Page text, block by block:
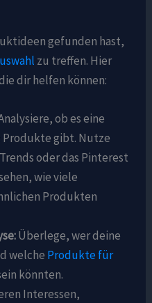
gefunden hast,
zu treffen. Hier
dir helfen können:
ob es eine
Produkte gibt. Nutze
oder das Pinterest
wie viele
Produkten
Überlege, wer deine
welche Produkte für
könnten.
Interessen,